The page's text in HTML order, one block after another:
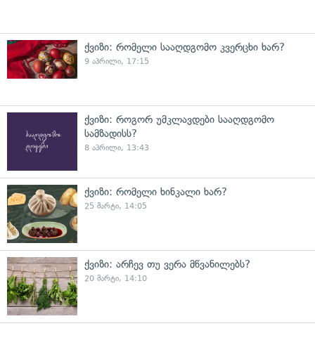
ქვიზი: რომელი სააღდგომო კვერცხი ხარ?
9 აპრილი, 17:15
ქვიზი: როგორ უმკლავდები სააღდგომო
სამზადისს?
8 აპრილი, 13:43
ქვიზი: რომელი ხინკალი ხარ?
25 მარტი, 14:05
ქვიზი: არჩევ თუ ვერა მწვანილებს?
20 მარტი, 14:10